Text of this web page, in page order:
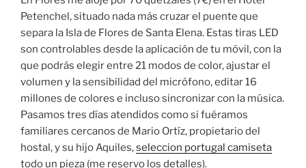
Petenchel, situado nada más cruzar el puente que
separa la Isla de Flores de Santa Elena. Estas tiras LED
son controlables desde la aplicación de tu móvil, con la
que podrás elegir entre 21 modos de color, ajustar el
volumen y la sensibilidad del micrófono, editar 16
millones de colores e incluso sincronizar con la música.
Pasamos tres días atendidos como si fuéramos
familiares cercanos de Mario Ortíz, propietario del
hostal, y su hijo Aquiles,seleccion portugal camiseta
todo un pieza (me reservo los detalles).